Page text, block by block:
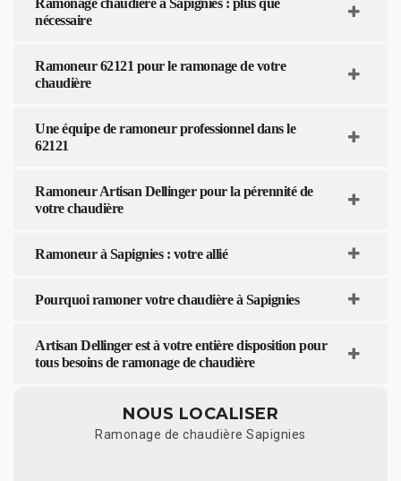
nécessaire
Ramoneur 62121 pour le ramonage de votre
chaudière
Une équipe de ramoneur professionnel dans le
62121
Ramoneur Artisan Dellinger pour la pérennité de
votre chaudière
Ramoneur à Sapignies : votre allié
Pourquoi ramoner votre chaudière à Sapignies
Artisan Dellinger est à votre entière disposition pour
tous besoins de ramonage de chaudière
NOUS LOCALISER
Ramonage de chaudière Sapignies